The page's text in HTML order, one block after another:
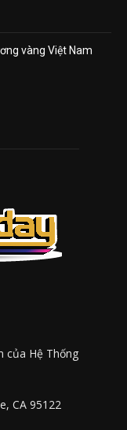
vàng Việt Nam
của Hệ Thống
CA 95122